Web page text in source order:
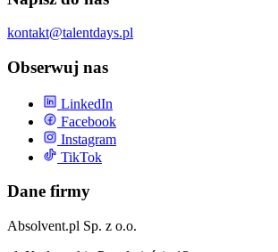
kontakt@talentdays.pl
Obserwuj nas
LinkedIn
Facebook
Instagram
TikTok
Dane firmy
Absolvent.pl Sp. z o.o.